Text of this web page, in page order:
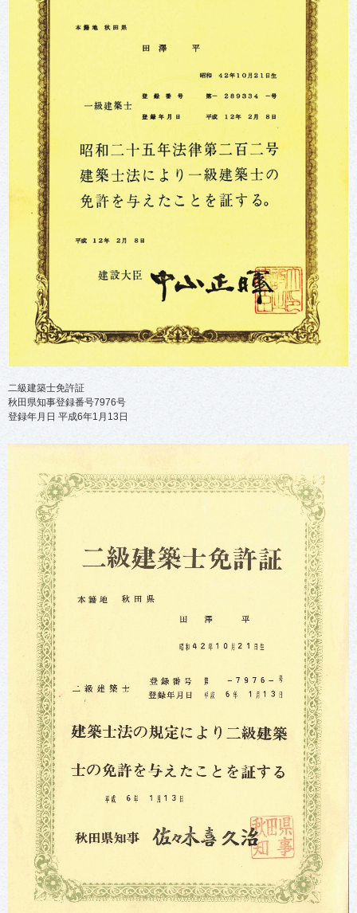
二級建築士免許証
秋田県知事登録番号7976号
登録年月日 平成6年1月13日